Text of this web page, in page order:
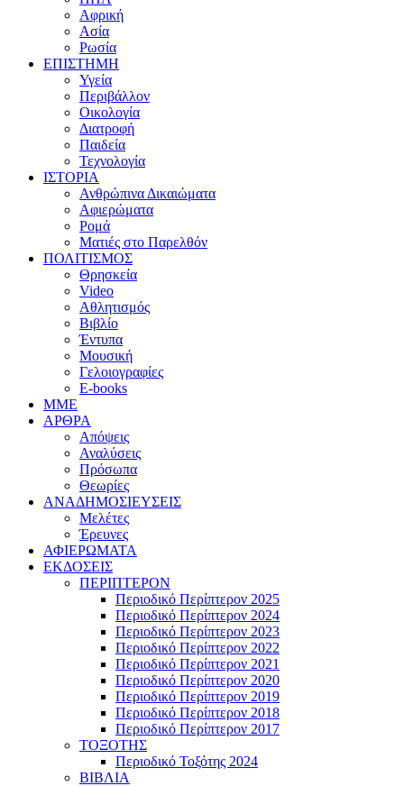
Αφρική
Ασία
Ρωσία
ΕΠΙΣΤΗΜΗ
Υγεία
Περιβάλλον
Οικολογία
Διατροφή
Παιδεία
Τεχνολογία
ΙΣΤΟΡΙΑ
Ανθρώπινα Δικαιώματα
Αφιερώματα
Ρομά
Ματιές στο Παρελθόν
ΠΟΛΙΤΙΣΜΟΣ
Θρησκεία
Video
Αθλητισμός
Βιβλίο
Έντυπα
Μουσική
Γελοιογραφίες
E-books
MME
ΑΡΘΡΑ
Απόψεις
Αναλύσεις
Πρόσωπα
Θεωρίες
ΑΝΑΔΗΜΟΣΙΕΥΣΕΙΣ
Μελέτες
Έρευνες
ΑΦΙΕΡΩΜΑΤΑ
ΕΚΔΟΣΕΙΣ
ΠΕΡΙΠΤΕΡΟΝ
Περιοδικό Περίπτερον 2025
Περιοδικό Περίπτερον 2024
Περιοδικό Περίπτερον 2023
Περιοδικό Περίπτερον 2022
Περιοδικό Περίπτερον 2021
Περιοδικό Περίπτερον 2020
Περιοδικό Περίπτερον 2019
Περιοδικό Περίπτερον 2018
Περιοδικό Περίπτερον 2017
ΤΟΞΟΤΗΣ
Περιοδικό Τοξότης 2024
ΒΙΒΛΙΑ